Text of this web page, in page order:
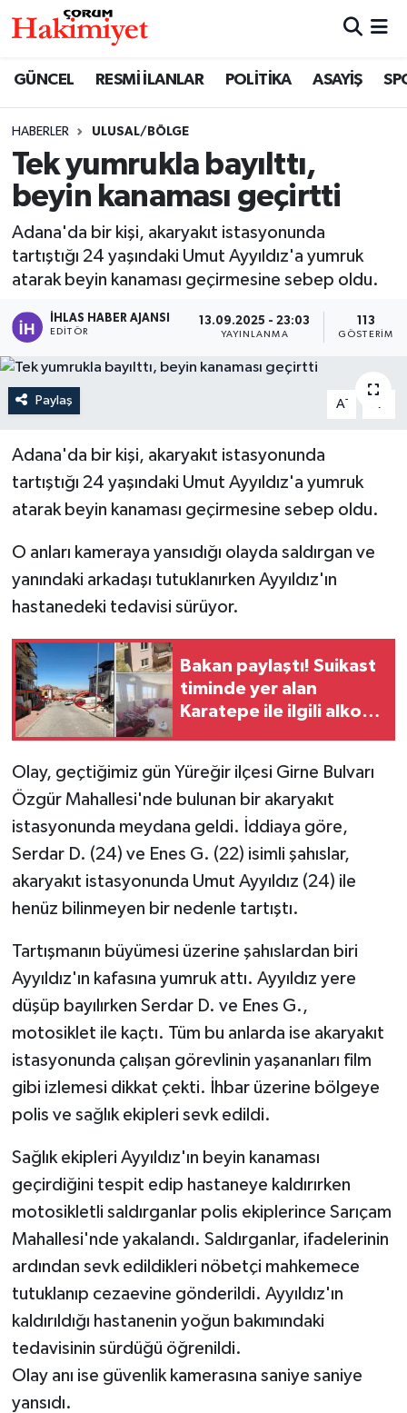
GÜNCEL RESMİ İLANLAR POLİTİKA ASAYİŞ
HABERLER ULUSAL/BÖLGE
Tek yumrukla bayılttı,
beyin kanaması geçirtti
Adana'da bir kişi, akaryakıt istasyonunda
tartıştığı 24 yaşındaki Umut Ayyıldız'a yumruk
atarak beyin kanaması geçirmesine sebep oldu.
İHLAS HABER AJANSI
EDITÖR
13.09.2025 - 23:03
YAYINLANMA
113
GÖSTERIM
Paylaş A- A
Adana'da bir kişi, akaryakıt istasyonunda
tartıştığı 24 yaşındaki Umut Ayyıldız'a yumruk
atarak beyin kanaması geçirmesine sebep oldu.
O anları kameraya yansıdığı olayda saldırgan ve
yanındaki arkadaşı tutuklanırken Ayyıldız'ın
hastanedeki tedavisi sürüyor.
Bakan paylaştı! Suikast
timinde yer alan
Karatepe ile ilgili alkol
Olay, geçtiğimiz gün Yüreğir ilçesi Girne Bulvarı
Özgür Mahallesi'nde bulunan bir akaryakıt
istasyonunda meydana geldi. İddiaya göre,
Serdar D. (24) ve Enes G. (22) isimli şahıslar,
akaryakıt istasyonunda Umut Ayyıldız (24) ile
henüz bilinmeyen bir nedenle tartıştı.
Tartışmanın büyümesi üzerine şahıslardan biri
Ayyıldız'ın kafasına yumruk attı. Ayyıldız yere
düşüp bayılırken Serdar D. ve Enes G.,
motosiklet ile kaçtı. Tüm bu anlarda ise akaryakıt
istasyonunda çalışan görevlinin yaşananları film
gibi izlemesi dikkat çekti. İhbar üzerine bölgeye
polis ve sağlık ekipleri sevk edildi.
Sağlık ekipleri Ayyıldız'ın beyin kanaması
geçirdiğini tespit edip hastaneye kaldırırken
motosikletli saldırganlar polis ekiplerince Sarıçam
Mahallesi'nde yakalandı. Saldırganlar, ifadelerinin
ardından sevk edildikleri nöbetçi mahkemece
tutuklanıp cezaevine gönderildi. Ayyıldız'ın
kaldırıldığı hastanenin yoğun bakımındaki
tedavisinin sürdüğü öğrenildi.
Olay anı ise güvenlik kamerasına saniye saniye
yansıdı.
SAĞLIK
ASAYİŞ
EKONOMİ
EĞİTİM
OTOPARK
Nöbetçi Eczaneler
Çorum Namaz Vakitleri
Trafik Durumu
Süper Lig Puan Durumu ve Fikstür
Haber Arşivi